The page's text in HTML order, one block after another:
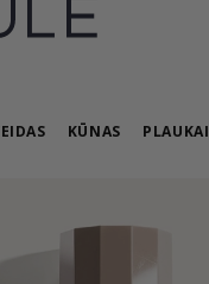
KŪNAS PLAUKAI